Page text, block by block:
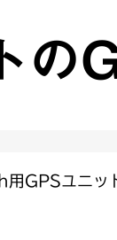
の
GPSユニッ